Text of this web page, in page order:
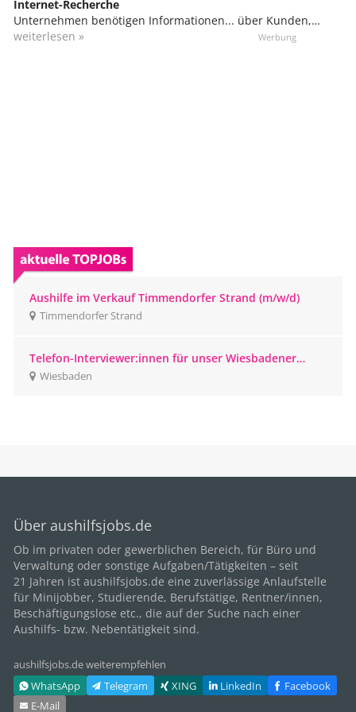
Aushilfe im Verkauf Timmendorfer Strand (m/w/d)
Timmendorfer Strand
Telefon-Interviewer:innen für unser Wiesbadener
CATI-Studio gesucht
Wiesbaden
Internet-Recherche
Unternehmen benötigen Informationen... über Kunden,
potenzielle Kunden, Lieferanten, Mitbewerber, Produkte,
weiterlesen »
Über aushilfsjobs.de
Ob im privaten oder gewerblichen Bereich, für Büro und
Verwaltung oder sonstige Aufgaben/Tätigkeiten – seit
21 Jahren ist aushilfsjobs.de eine zuverlässige Anlaufstelle
für Minijobber, Studierende, Berufstätige, Rentner/innen,
Beschäftigungslose etc., die auf der Suche nach einer
Aushilfs- bzw. Nebentätigkeit sind.
aushilfsjobs.de weiterempfehlen
WhatsApp
Telegram XING LinkedIn
Facebook
E‑Mail